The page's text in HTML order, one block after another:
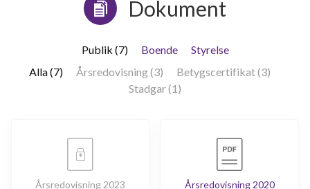
Dokument
Publik (7) Boende
Styrelse
Alla (7)
Årsredovisning (3)
Betygscertifikat (3)
Stadgar (1)
Årsredovisning 2023 Årsredovisning 2020